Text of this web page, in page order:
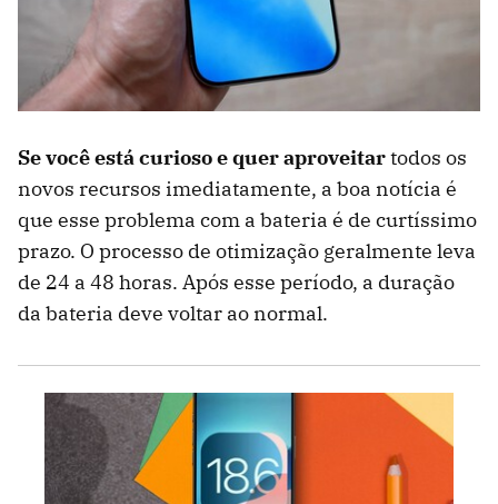
Se você está curioso e quer aproveitartodos os
novos recursos imediatamente, a boa notícia é
que esse problema com a bateria é de curtíssimo
prazo. O processo de otimização geralmente leva
de 24 a 48 horas. Após esse período, a duração
da bateria deve voltar ao normal.